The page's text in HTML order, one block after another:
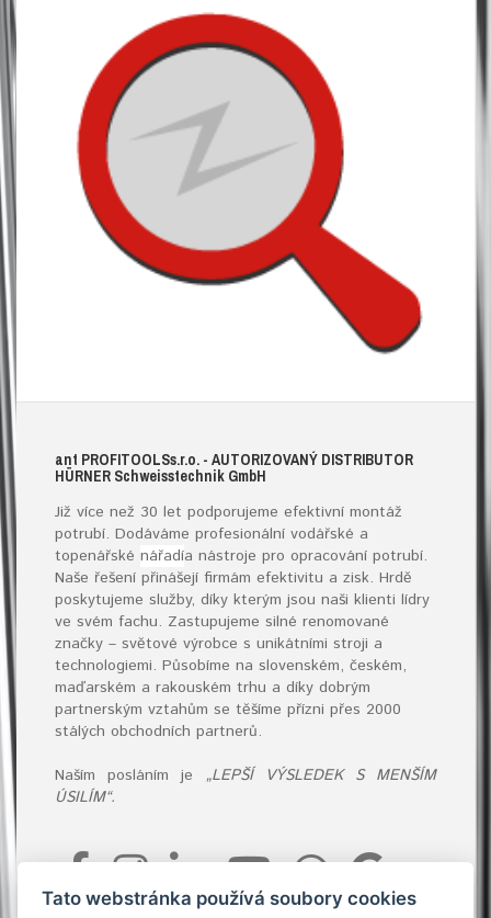
ant PROFITOOLSs.r.o. - AUTORIZOVANÝ DISTRIBUTOR
HÜRNER Schweisstechnik GmbH
Již více než 30 let podporujeme efektivní montáž
potrubí. Dodáváme profesionální vodářské a
topenářské nářadía nástroje pro opracování potrubí.
Naše řešení přinášejí firmám efektivitu a zisk. Hrdě
poskytujeme služby, díky kterým jsou naši klienti lídry
ve svém fachu. Zastupujeme silné renomované
značky – světové výrobce s unikátními stroji a
technologiemi. Působíme na slovenském, českém,
maďarském a rakouském trhu a díky dobrým
partnerským vztahům se těšíme přízni přes 2000
stálých obchodních partnerů.
Naším posláním je „LEPŠÍ VÝSLEDEK S MENŠÍM
ÚSILÍM“.
Tato webstránka používá soubory cookies